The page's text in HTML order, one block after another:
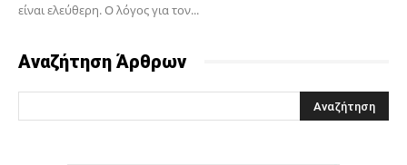
είναι ελεύθερη. Ο λόγος για τον...
Αναζήτηση Άρθρων